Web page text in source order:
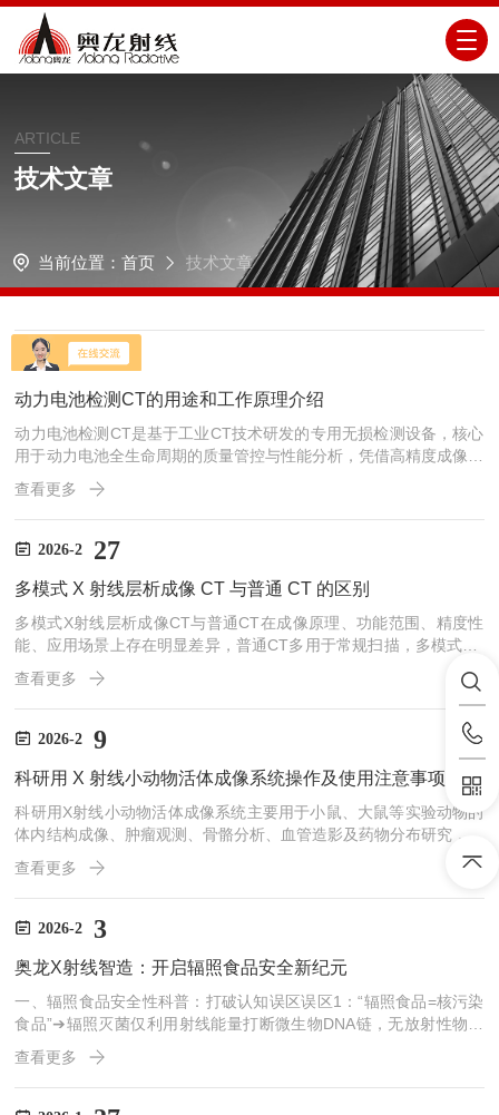
ARTICLE
技术文章
当前位置： 首页 技术文章
2026-3 16
动力电池检测CT的用途和工作原理介绍
动力电池检测CT是基于工业CT技术研发的专用无损检测设备，核心
用于动力电池全生命周期的质量管控与性能分析，凭借高精度成像优
势，可穿透电池内部结构，精准捕捉细微缺陷，为新能源电池安全、
高效生产与应用提供核心支撑，其工作原理科学严谨，用途覆盖电池
研发、生产、检测全流程。工作原理核心是利用X射线的穿透性与物
质密度差异，结合计算机图像重建技术实现无损检测。设备通过X射
片、隔膜、电解液等物质的密度、厚度发生不同程度衰减，探测器
接...
查看更多
2026-2 27
多模式 X 射线层析成像 CT 与普通 CT 的区别
多模式X射线层析成像CT与普通CT在成像原理、功能范围、精度性
能、应用场景上存在明显差异，普通CT多用于常规扫描，多模式CT
则是可切换多种成像方式的高精度多功能无损检测系统。在成像模式
与功能上，普通CT通常只有单一透射成像模式，只能获得样品的密
度分布图像，用于区分密度差异较大的组织或结构，功能固定、不可
扩展。而多模式X射线CT可自由切换多种工作模式，包括锥束CT、
微焦点CT、双能/多能CT、相位衬度成像、荧光成像、衍射成像等，
既能看结构形貌，又能分析成分、应力、孔隙、晶粒取向...
查看更多
2026-2 9
科研用 X 射线小动物活体成像系统操作及使用注意事项
科研用X射线小动物活体成像系统主要用于小鼠、大鼠等实验动物的
体内结构成像、肿瘤观测、骨骼分析、血管造影及药物分布研究，兼
具透视与断层成像功能。因涉及电离辐射、动物麻醉与精密光学电子
设备，操作必须严格规范，以保障实验安全、成像质量、动物福利及
设备稳定运行。操作前需完成环境与设备检查。实验场所应保持洁
净、恒温、低振动，远离电磁干扰；操作人员需经过辐射安全与仪器
测器模块，运行控制软件，完成系统自检，确认X射线源、探测器、
查看更多
2026-2 3
奥龙X射线智造：开启辐照食品安全新纪元
一、辐照食品安全性科普：打破认知误区误区1：“辐照食品=核污染
食品”➔辐照灭菌仅利用射线能量打断微生物DNA链，无放射性物质
接触。误区2：“辐照食品安全风险”➔国际专家上世纪80年代初认
定，在10kGy剂量以内辐射任何食品，大量卫生安全实验证明，辐射
后的食品安全可供食用，不会引起营养和微生物方面的问题。二、行
查看更多